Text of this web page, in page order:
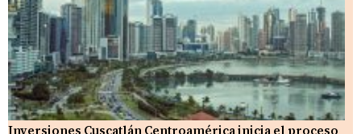
Inversiones Cuscatlán Centroamérica inicia el proceso